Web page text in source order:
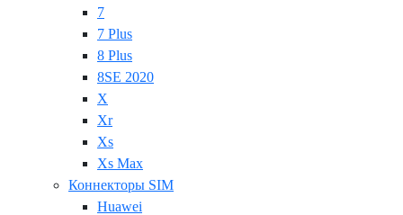
7
7 Plus
8 Plus
8SE 2020
X
Xr
Xs
Xs Max
Коннекторы SIM
Huawei